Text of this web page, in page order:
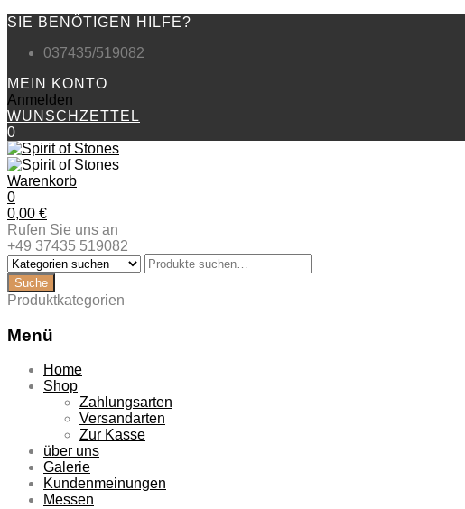
SIE BENÖTIGEN HILFE?
037435/519082
MEIN KONTO
Anmelden
WUNSCHZETTEL
0
Warenkorb
0
0,00 €
Rufen Sie uns an
+49 37435 519082
Produktkategorien
Menü
Zum
Inhalt
Home
Shop
Zahlungsarten
Versandarten
Zur Kasse
über uns
Galerie
Kundenmeinungen
Messen